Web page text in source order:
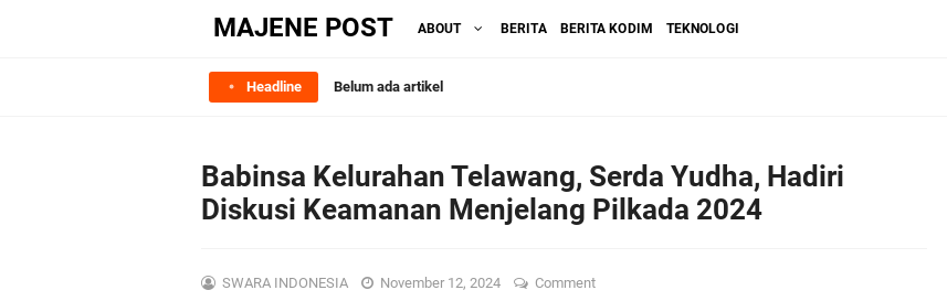
MAJENE POST ABOUT BERITA BERITA KODIM TEKNOLOGI
Headline Belum ada artikel
Babinsa Kelurahan Telawang, Serda Yudha, Hadiri
Diskusi Keamanan Menjelang Pilkada 2024
SWARA INDONESIA November 12, 2024 Comment